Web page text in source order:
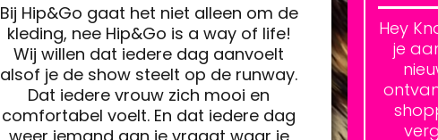
Bij Hip&Go gaat het niet alleen om de
kleding, nee Hip&Go is a way of life!
Wij willen dat iedere dag aanvoelt
alsof je de show steelt op de runway.
Dat iedere vrouw zich mooi en
comfortabel voelt. En dat iedere dag
Hey
je